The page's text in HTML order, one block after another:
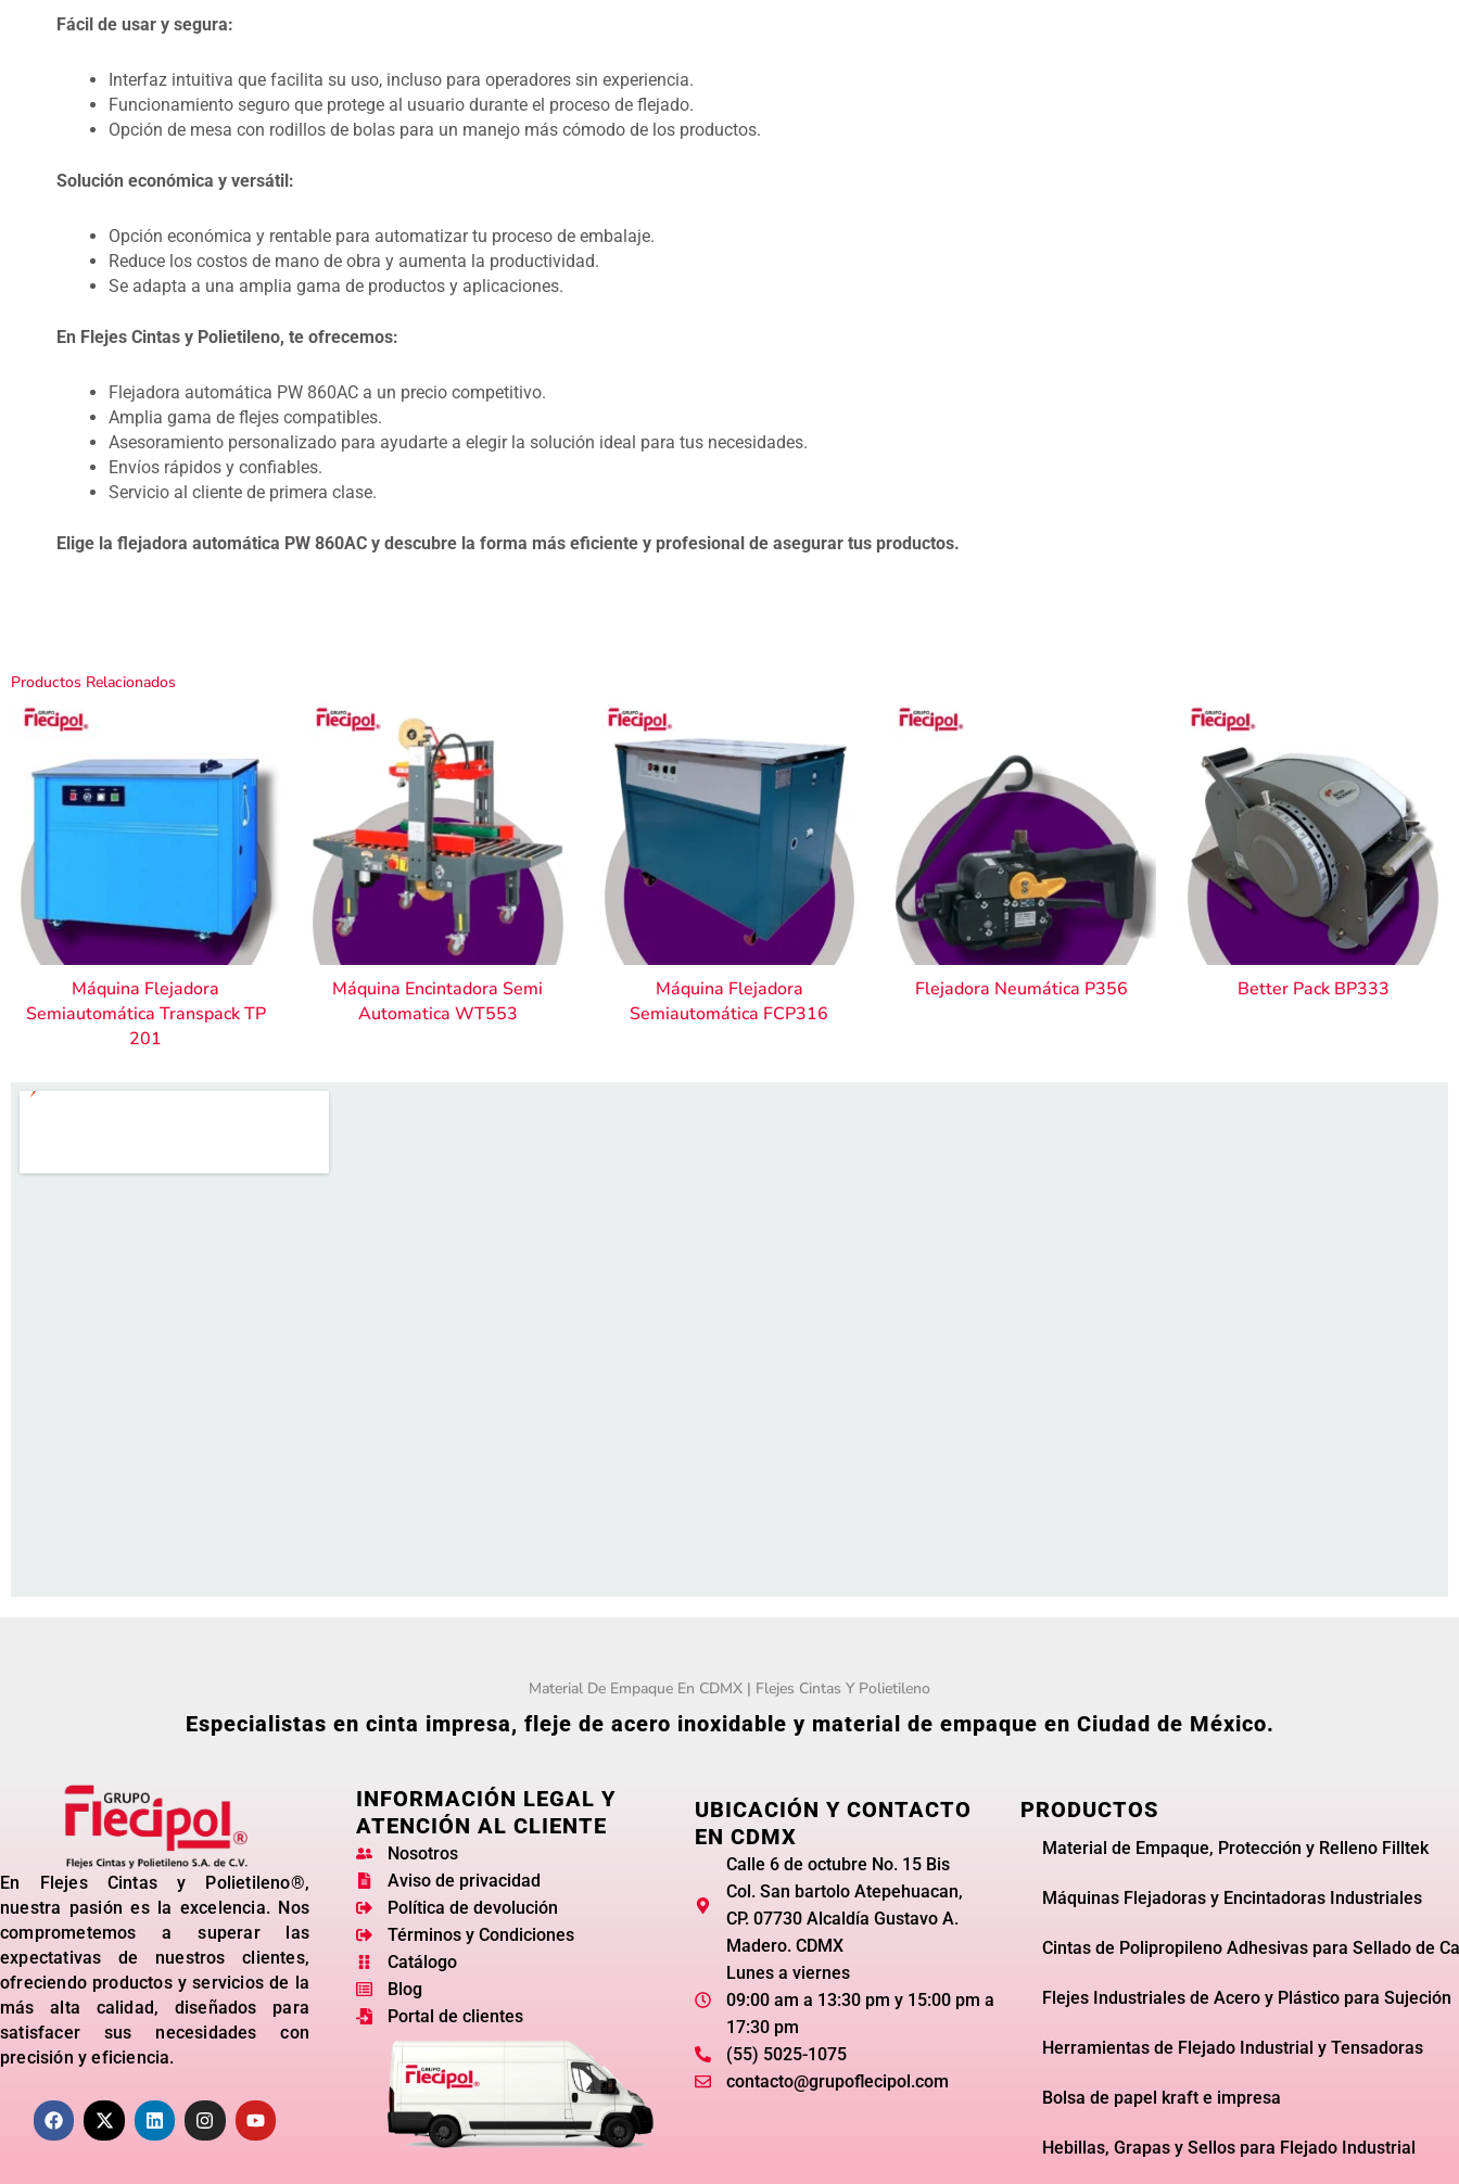
Fácil de usar y segura:
Interfaz intuitiva que facilita su uso, incluso para operadores sin experiencia.
Funcionamiento seguro que protege al usuario durante el proceso de flejado.
Opción de mesa con rodillos de bolas para un manejo más cómodo de los productos.
Solución económica y versátil:
Opción económica y rentable para automatizar tu proceso de embalaje.
Reduce los costos de mano de obra y aumenta la productividad.
Se adapta a una amplia gama de productos y aplicaciones.
En Flejes Cintas y Polietileno, te ofrecemos:
Flejadora automática PW 860AC a un precio competitivo.
Amplia gama de flejes compatibles.
Asesoramiento personalizado para ayudarte a elegir la solución ideal para tus necesidades.
Envíos rápidos y confiables.
Servicio al cliente de primera clase.
Elige la flejadora automática PW 860AC y descubre la forma más eficiente y profesional de asegurar tus productos.
Productos Relacionados
Máquina Flejadora
Semiautomática Transpack TP
201
Máquina Encintadora Semi
Automatica WT553
Máquina Flejadora
Semiautomática FCP316
Flejadora Neumática P356 Better Pack BP333
Material De Empaque En CDMX | Flejes Cintas Y Polietileno
Especialistas en cinta impresa, fleje de acero inoxidable y material de empaque en Ciudad de México.
En Flejes Cintas y Polietileno®,
nuestra pasión es la excelencia. Nos
comprometemos a superar las
expectativas de nuestros clientes,
ofreciendo productos y servicios de la
más alta calidad, diseñados para
satisfacer sus necesidades con
precisión y eficiencia.
F
A
C
X
-
T
L
I
N
I
N
S
Y
O
U
INFORMACIÓN LEGAL Y
ATENCIÓN AL CLIENTE
Nosotros
Aviso de privacidad
Política de devolución
Términos y Condiciones
Catálogo
Blog
Portal de clientes
UBICACIÓN Y CONTACTO
EN CDMX
Calle 6 de octubre No. 15 Bis
Col. San bartolo Atepehuacan,
CP. 07730 Alcaldía Gustavo A.
Madero. CDMX
Lunes a viernes
09:00 am a 13:30 pm y 15:00 pm a
17:30 pm
(55) 5025-1075
contacto@grupoflecipol.com
PRODUCTOS
Material de Empaque, Protección y Relleno Filltek
Máquinas Flejadoras y Encintadoras Industriales
Cintas de Polipropileno Adhesivas para Sellado de
Flejes Industriales de Acero y Plástico para Sujeción
Herramientas de Flejado Industrial y Tensadoras
Bolsa de papel kraft e impresa
Hebillas, Grapas y Sellos para Flejado Industrial